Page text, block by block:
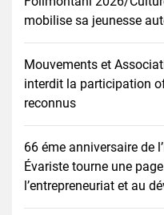
mobilise sa jeunesse
Mouvements et
interdit la participation
reconnus
66 éme anniversaire de
Évariste tourne une
l’entrepreneuriat et au